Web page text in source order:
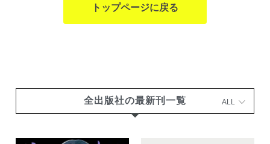
トップページに戻る
全出版社の最新刊一覧 ALL